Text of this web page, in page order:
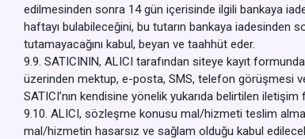
edilmesinden sonra 14 gün içerisinde ilgili bankaya
haftayı bulabileceğini, bu tutarın bankaya iadesinden
tutamayacağını kabul, beyan ve taahhüt eder.
9.9. SATICININ, ALICI tarafından siteye kayıt
üzerinden mektup, e-posta, SMS, telefon görüşmesi
SATICI’nın kendisine yönelik yukarıda belirtilen
9.10. ALICI, sözleşme konusu mal/hizmeti teslim
mal/hizmetin hasarsız ve sağlam olduğu kabul